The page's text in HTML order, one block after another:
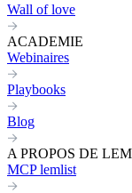
Wall of love
ACADEMIE
Webinaires
Playbooks
Blog
A PROPOS DE
MCP lemlist